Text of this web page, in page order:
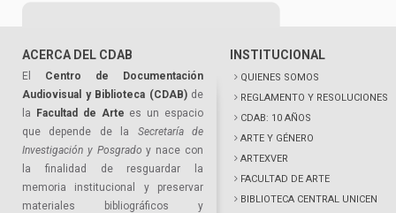
ACERCA DEL CDAB
El Centro de Documentación
Audiovisual y Biblioteca (CDAB)de
la
Facultad de Arte es un espacio
que depende de la Secretaría de
Investigación y Posgrado y nace con
la finalidad de resguardar la
memoria institucional y preservar
materiales bibliográficos y
INSTITUCIONAL
QUIENES SOMOS
REGLAMENTO Y RESOLUCIONES
CDAB: 10 AÑOS
ARTE Y GÉNERO
ARTEXVER
FACULTAD DE ARTE
BIBLIOTECA CENTRAL UNICEN